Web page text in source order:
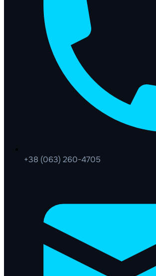
+38 (063) 260-4705